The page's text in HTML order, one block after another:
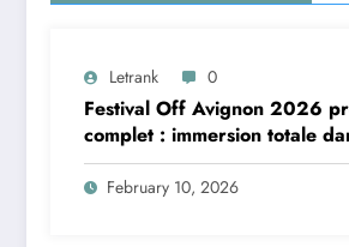
Letrank 0
Festival Off Avignon 2026
complet : immersion totale
vivant
February 10, 2026